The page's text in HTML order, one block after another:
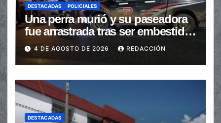
DESTACADAS POLICIALES
Una perra murió y su paseadora
fue arrastrada tras ser embestidas
en la senda peatonal
4 DE AGOSTO DE 2026 REDACCIÓN
DESTACADAS